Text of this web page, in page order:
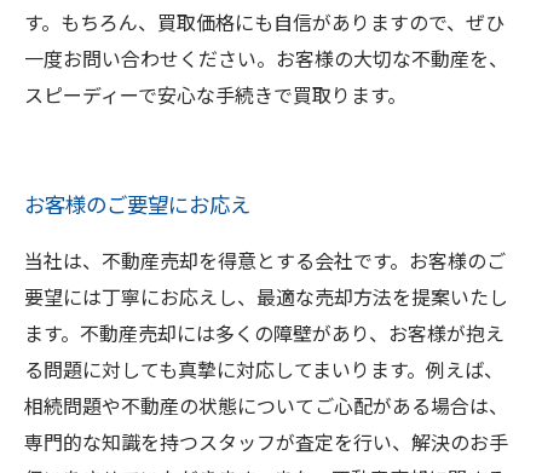
す。もちろん、買取価格にも自信がありますので、ぜひ
一度お問い合わせください。お客様の大切な不動産を、
スピーディーで安心な手続きで買取ります。
お客様のご要望にお応え
当社は、不動産売却を得意とする会社です。お客様のご
要望には丁寧にお応えし、最適な売却方法を提案いたし
ます。不動産売却には多くの障壁があり、お客様が抱え
る問題に対しても真摯に対応してまいります。例えば、
相続問題や不動産の状態についてご心配がある場合は、
専門的な知識を持つスタッフが査定を行い、解決のお手